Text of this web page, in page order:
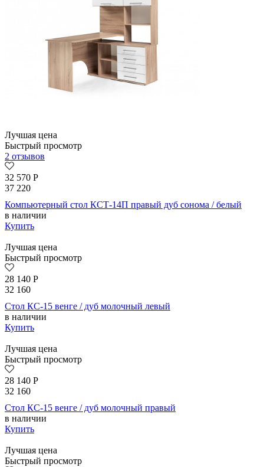
Лучшая цена
Быстрый просмотр
2 отзывов
32 570 Р
37 220
Компьютерный стол КСТ-14П правый дуб сонома / белый
в наличии
Купить
Лучшая цена
Быстрый просмотр
28 140 Р
32 160
Стол КС-15 венге / дуб молочный левый
в наличии
Купить
Лучшая цена
Быстрый просмотр
28 140 Р
32 160
Стол КС-15 венге / дуб молочный правый
в наличии
Купить
Лучшая цена
Быстрый просмотр